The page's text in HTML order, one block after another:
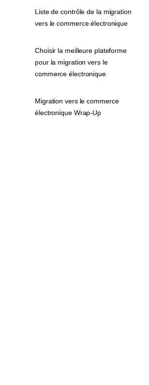
Liste de contrôle de la migration
vers le commerce électronique
Choisir la meilleure plateforme
pour la migration vers le
commerce électronique
Migration vers le commerce
électronique Wrap-Up